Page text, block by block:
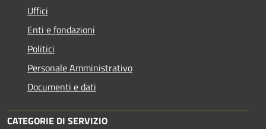
Uffici
Enti e fondazioni
Politici
Personale Amministrativo
Documenti e dati
CATEGORIE DI SERVIZIO